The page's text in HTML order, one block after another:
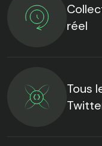
réel
Tous